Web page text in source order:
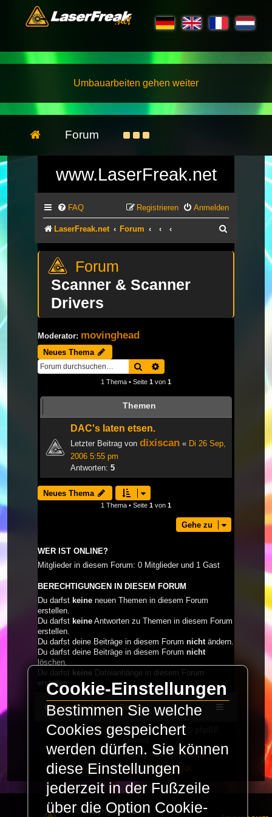
Umbauarbeiten gehen weiter
Forum
www.LaserFreak.net
FAQ Anmelden
Registrieren
LaserFreak.net Forum
Scanner & Scanner
Drivers
Moderator: movinghead
Neues Thema
Suche
1 Thema • Seite 1 von 1
Themen
DAC's laten etsen.
Letzter Beitrag von dixiscan « Di 26 Sep,
2006 5:55 pm
Antworten: 5
Neues Thema
1 Thema • Seite 1 von 1
Gehe zu
WER IST ONLINE?
Mitglieder in diesem Forum: 0 Mitglieder und 1 Gast
BERECHTIGUNGEN IN DIESEM FORUM
Du darfst keine neuen Themen in diesem Forum
erstellen.
Du darfst keine Antworten zu Themen in diesem Forum
erstellen.
Du darfst deine Beiträge in diesem Forum nichtändern.
Du darfst deine Beiträge in diesem Forum nicht
löschen.
Du darfst keine Dateianhänge in diesem Forum
erstellen.
LaserFreak.net Forum
Powered byphpBB® Forum Software © phpBB
Limited
Deutsche Übersetzung durchphpBB.de
PRIVACY_LINK
TERMS_LINK
© Copyright 2025 -
Cookie-Einstellungen
Bestimmen Sie welche
Cookies gespeichert
werden dürfen. Sie können
diese Einstellungen
jederzeit in der Fußzeile
über die Option Cookie-